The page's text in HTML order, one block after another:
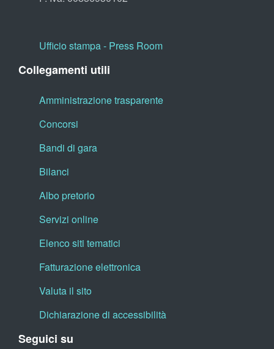
Ufficio stampa - Press Room
Collegamenti utili
Amministrazione trasparente
Concorsi
Bandi di gara
Bilanci
Albo pretorio
Servizi online
Elenco siti tematici
Fatturazione elettronica
Valuta il sito
Dichiarazione di accessibilità
Seguici su